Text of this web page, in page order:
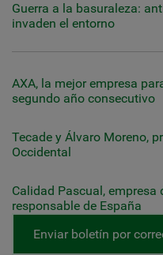
Guerra a la basuraleza:
invaden el entorno
AXA, la mejor empresa
segundo año consecutivo
Tecade y Álvaro Moreno,
Occidental
Calidad Pascual,
responsable de España
Enviar boletín por